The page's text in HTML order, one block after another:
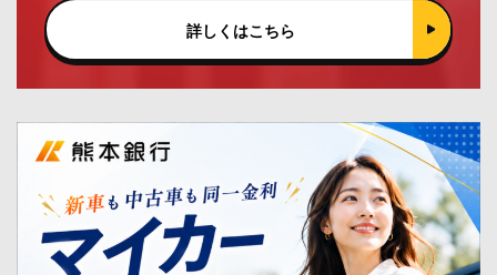
詳しくはこちら